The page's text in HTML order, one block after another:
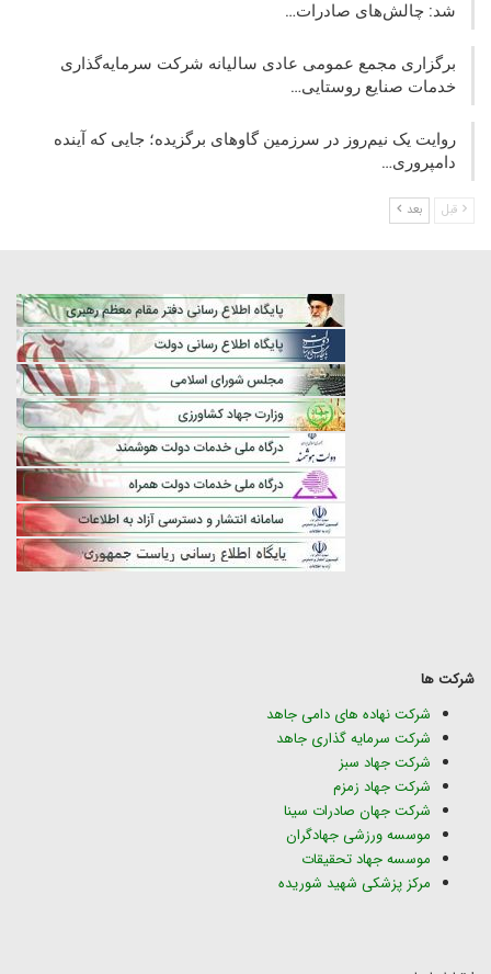
شد: چالش‌های صادرات…
برگزاری مجمع عمومی عادی سالیانه شرکت سرمایه‌گذاری
خدمات صنایع روستایی…
روایت یک نیم‌روز در سرزمین گاوهای برگزیده؛ جایی که آینده
دامپروری…
قبل بعد
شرکت ها
شرکت نهاده های دامی جاهد
شرکت سرمایه گذاری جاهد
شرکت جهاد سبز
شرکت جهاد زمزم
شرکت جهان صادرات سینا
موسسه ورزشی جهادگران
موسسه جهاد تحقیقات
مرکز پزشکی شهید شوریده